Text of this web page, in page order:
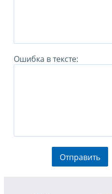
Ошибка в тексте:
Отправить